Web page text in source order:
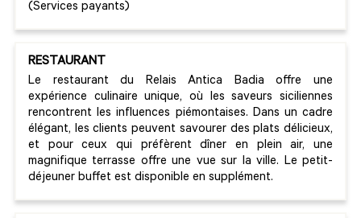
(Services payants)
RESTAURANT
Le restaurant du Relais Antica Badia offre une
expérience culinaire unique, où les saveurs siciliennes
rencontrent les influences piémontaises. Dans un cadre
élégant, les clients peuvent savourer des plats délicieux,
et pour ceux qui préfèrent dîner en plein air, une
magnifique terrasse offre une vue sur la ville. Le petit-
déjeuner buffet est disponible en supplément.